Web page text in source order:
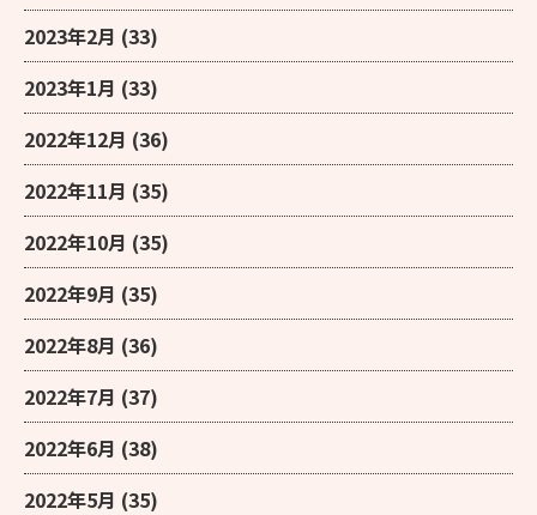
2023年2月 (33)
2023年1月 (33)
2022年12月 (36)
2022年11月 (35)
2022年10月 (35)
2022年9月 (35)
2022年8月 (36)
2022年7月 (37)
2022年6月 (38)
2022年5月 (35)